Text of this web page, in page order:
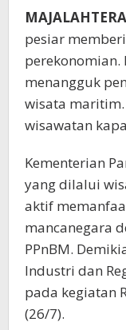
pesiar
perekonomian.
menangguk
wisata
wisawatan
Kementerian
yang dilalui
aktif
mancanegara
PPnBM.
Industri dan
pada kegiatan
(26/7).